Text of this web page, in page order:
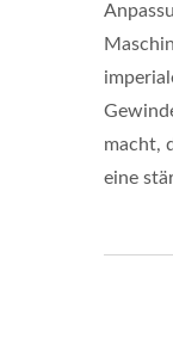
macht,
eine